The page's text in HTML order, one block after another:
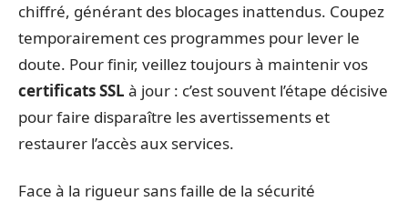
chiffré, générant des blocages inattendus. Coupez
temporairement ces programmes pour lever le
doute. Pour finir, veillez toujours à maintenir vos
certificats SSL à jour : c’est souvent l’étape décisive
pour faire disparaître les avertissements et
restaurer l’accès aux services.
Face à la rigueur sans faille de la sécurité